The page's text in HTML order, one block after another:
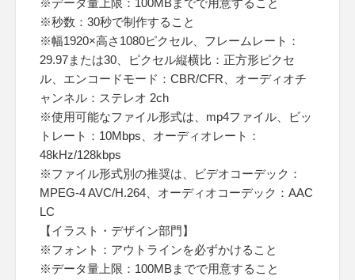
※データ量上限：100MBまでで用意すること
※秒数：30秒で制作すること
※幅1920×高さ1080ピクセル、フレームレート：
29.97または30、ピクセル縦横比：正方形ピクセ
ル、エンコードモード：CBR/CFR、オーディオチ
ャンネル：ステレオ 2ch
※使用可能なファイル形式は、mp4ファイル、ビッ
トレート：10Mbps、オーディオレート：
48kHz/128kbps
※ファイル形式別の推奨は、ビデオコーデック：
MPEG-4 AVC/H.264、オーディオコーデック：AAC
LC
【イラスト・デザイン部門】
※フォント：アウトラインを必ずかけること
※データ量上限：100MBまでで用意すること